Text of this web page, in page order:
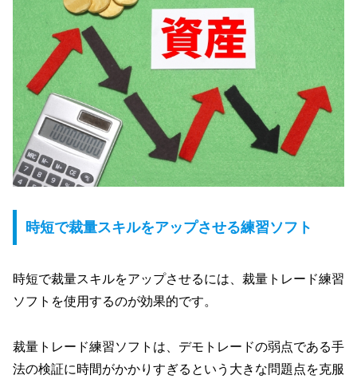
時短で裁量スキルをアップさせる練習ソフト
時短で裁量スキルをアップさせるには、裁量トレード練習
ソフトを使用するのが効果的です。
裁量トレード練習ソフトは、デモトレードの弱点である手
法の検証に時間がかかりすぎるという大きな問題点を克服